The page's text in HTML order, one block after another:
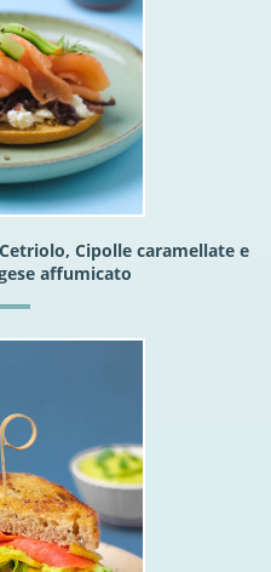
Cipolle caramellate e
affumicato